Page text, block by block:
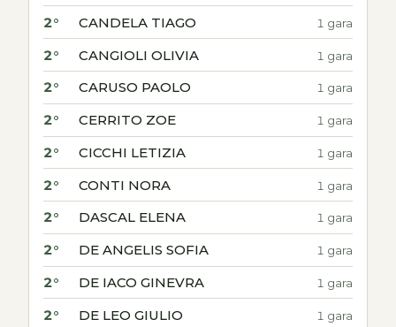
2° CANDELA TIAGO 1 gara
2° CANGIOLI OLIVIA 1 gara
2° CARUSO PAOLO 1 gara
2° CERRITO ZOE 1 gara
2° CICCHI LETIZIA 1 gara
2° CONTI NORA 1 gara
2° DASCAL ELENA 1 gara
2° DE ANGELIS SOFIA 1 gara
2° DE IACO GINEVRA 1 gara
2° DE LEO GIULIO 1 gara